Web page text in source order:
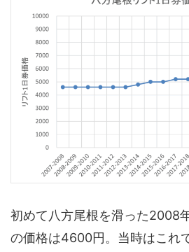
初めて八方尾根を滑った2008
の価格は4600円。当時はこれ